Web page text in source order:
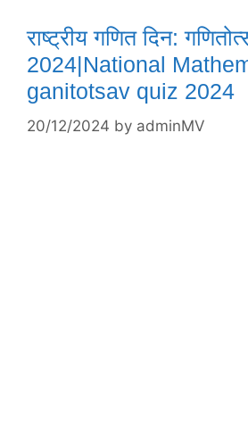
राष्ट्रीय गणित दिन:
2024|National
ganitotsav quiz 2024
20/12/2024 by adminMV